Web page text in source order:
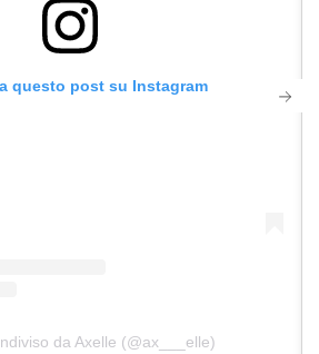
questo post su Instagram
da Axelle (@ax___elle)